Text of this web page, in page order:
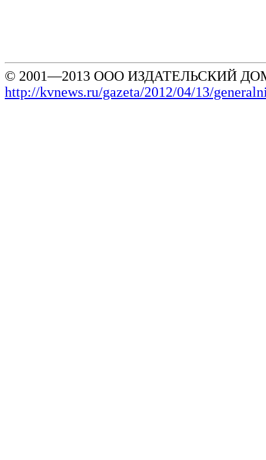
© 2001—2013 ООО ИЗДАТЕЛЬСКИЙ
http://kvnews.ru/gazeta/2012/04/13/